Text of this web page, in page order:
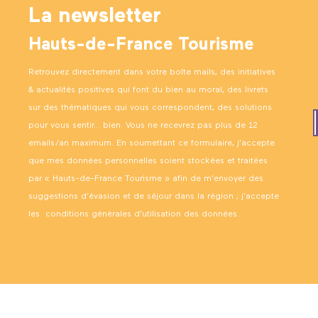
La newsletter
Hauts-de-France Tourisme
Retrouvez directement dans votre boîte mails, des initiatives
& actualités positives qui font du bien au moral, des livrets
sur des thématiques qui vous correspondent, des solutions
pour vous sentir… bien. Vous ne recevrez pas plus de 12
emails/an maximum. En soumettant ce formulaire, j’accepte
que mes données personnelles soient stockées et traitées
par « Hauts-de-France Tourisme » afin de m’envoyer des
suggestions d’évasion et de séjour dans la région ; j’accepte
les conditions générales d’utilisation des données.